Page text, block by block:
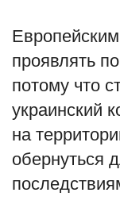
Туризм
Недвижимость
Авто
проявлять
потому что
украинский
на
обернуться